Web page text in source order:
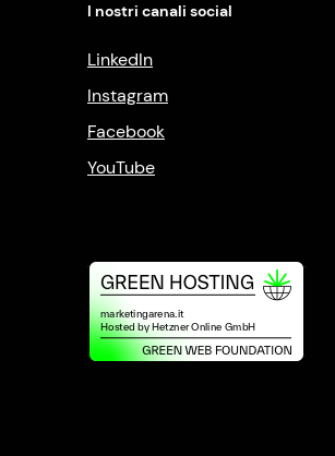
I nostri canali social
LinkedIn
Instagram
Facebook
YouTube